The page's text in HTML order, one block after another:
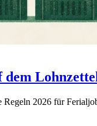
Lohnzettel
2026 für